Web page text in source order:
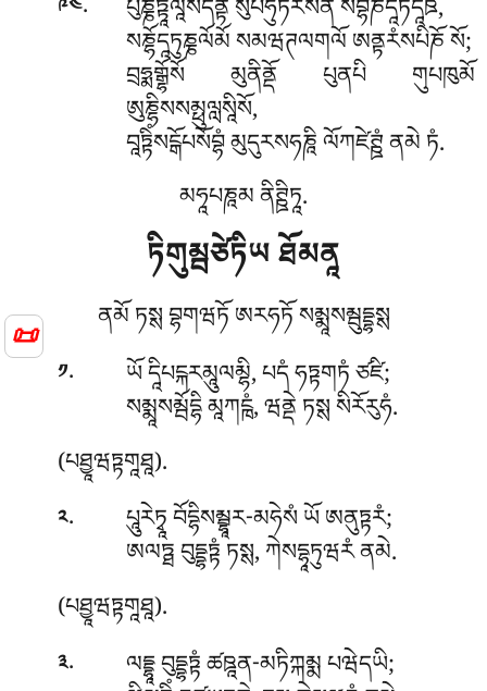
📜
པུཎྞཏྟཱལཱིསདནྟོ སུཔཧུཏརསནོ སོབྷཎོདཱཏདཱཋོ,
སཎྷོདཱཏུཎྞལོམོ སམཝཊལགལོ ཨནྟརཾསཔིཎོ སོ;
བྲཧྨགྒྷོསོ མུནིནྡོ པུནཔི གུཔཁུམོ
ཨུཎྷིསསམྥུལླསཱིསོ,
བཱཏྟིཾསངྒོཔསོབྷཾ མུདུརསཧཎཱི ལོཀཛེཊྛཾ ནམེ ཏཾ.
མཧཱཔཎཱམ ནིཊྛིཏཱ.
ཏིགུམྦཙེཏིཡ ཐོམནཱ
ནམོ ཏསྶ བྷགཝཏོ ཨརཧཏོ སམྨཱསམྦུདྡྷསྶ
༡. ཡོདཱིཔངྐརམཱུལམྷི, པདཾ ཧཏྟགཏཾ ཙཛི;
སམྨཱསམྦོདྷི མཱཀངྑཾ, ཝནྡེ ཏསྶ སིརོརུཧཾ.
(པཐྱཱཝཏྟགཱཐཱ).
༢. པཱུརེཏྭཱ བོདྷིསམྦྷཱར-མཧེསཾ ཡོ ཨནུཏྟརཾ;
ཨལཏྠ བུདྡྷཏྟཾ ཏསྶ, ཀེསདྷཱཏུཝརཾ ནམེ.
(པཐྱཱཝཏྟགཱཐཱ).
༣. ལདྡྷཱ བུདྡྷཏྟཾ ཚཋཱན-མཏིཀྐམྨ པཝེདཡི;